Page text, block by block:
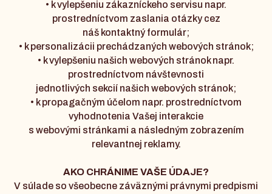
• k vylepšeniu zákazníckeho servisu napr.
prostredníctvom zaslania otázky cez
náš kontaktný formulár;
• k personalizácii prechádzaných webových stránok;
• k vylepšeniu našich webových stránok napr.
prostredníctvom návštevnosti
jednotlivých sekcií našich webových stránok;
• k propagačným účelom napr. prostredníctvom
vyhodnotenia Vašej interakcie
s webovými stránkami a následným zobrazením
relevantnej reklamy.
AKO CHRÁNIME VAŠE ÚDAJE?
V súlade so všeobecne záväznými právnymi predpismi